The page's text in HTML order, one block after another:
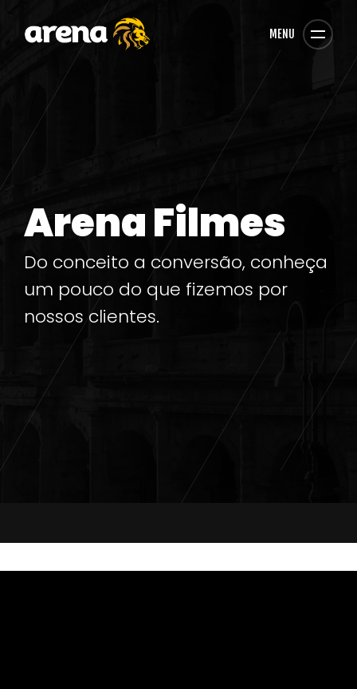
MENU
Arena Filmes
Do conceito a conversão, conheça
um pouco do que fizemos por
nossos clientes.